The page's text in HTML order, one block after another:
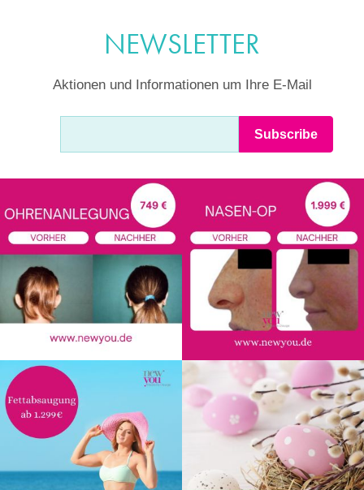
NEWSLETTER
Aktionen und Informationen um Ihre E-Mail